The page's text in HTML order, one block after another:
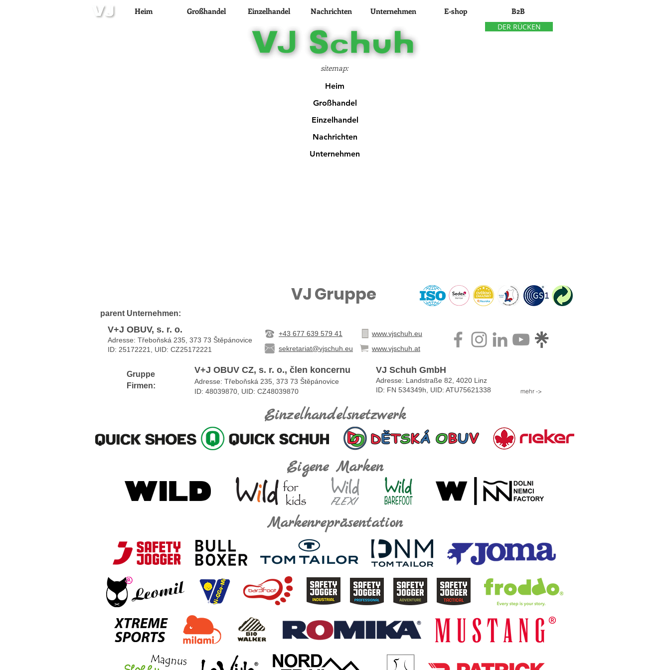
Heim Großhandel Einzelhandel Nachrichten Unternehmen E-shop B2B
DER RÜCKEN
sitemap:
Heim
Großhandel
Einzelhandel
Nachrichten
Unternehmen
VJ Gruppe
parent Unternehmen:
V+J OBUV, s. r. o.
Adresse: Třeboňská 235, 373 73 Štěpánovice
ID: 25172221, UID: CZ25172221
+43 677 639 579 41
www.vjschuh.eu
sekretariat@vjschuh.eu
www.vjschuh.at
Gruppe
Firmen:
V+J OBUV CZ, s. r. o., člen koncernu
Adresse: Třeboňská 235, 373 73 Štěpánovice
ID: 48039870, UID: CZ48039870
VJ Schuh GmbH
Adresse: Landstraße 82, 4020 Linz
ID: FN 534349h, UID: ATU75621338
mehr ->
Einzelhandelsnetzwerk
Eigene Marken
Markenrepräsentation